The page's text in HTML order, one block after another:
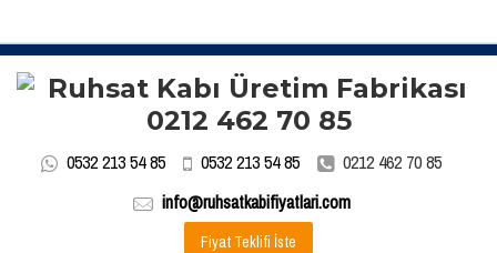
0532 213 54 85 0532 213 54 85
0212 462 70 85
info@ruhsatkabifiyatlari.com
Fiyat Teklifi İste